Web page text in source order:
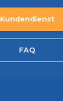
Kundendienst
FAQ